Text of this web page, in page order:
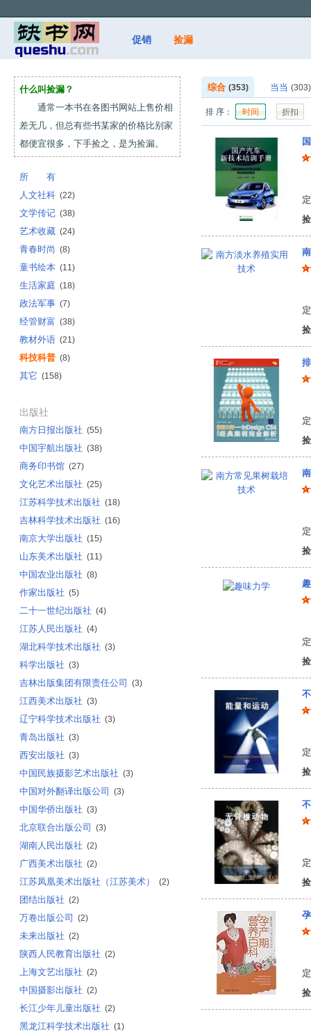
促销 捡漏
什么叫捡漏？
通常一本书在各图书网站上售价相
差无几，但总有些书某家的价格比别家
都便宜很多，下手捡之，是为捡漏。
所 有
人文社科 (22)
文学传记 (38)
艺术收藏 (24)
青春时尚 (8)
童书绘本 (11)
生活家庭 (18)
政法军事 (7)
经管财富 (38)
教材外语 (21)
科技科普 (8)
其它 (158)
出版社
南方日报出版社 (55)
中国宇航出版社 (38)
商务印书馆 (27)
文化艺术出版社 (25)
江苏科学技术出版社 (18)
吉林科学技术出版社 (16)
南京大学出版社 (15)
山东美术出版社 (11)
中国农业出版社 (8)
作家出版社 (5)
二十一世纪出版社 (4)
江苏人民出版社 (4)
湖北科学技术出版社 (3)
科学出版社 (3)
吉林出版集团有限责任公司 (3)
江西美术出版社 (3)
辽宁科学技术出版社 (3)
青岛出版社 (3)
西安出版社 (3)
中国民族摄影艺术出版社 (3)
中国对外翻译出版公司 (3)
中国华侨出版社 (3)
北京联合出版公司 (3)
湖南人民出版社 (2)
广西美术出版社 (2)
江苏凤凰美术出版社（江苏美术） (2)
团结出版社 (2)
万卷出版公司 (2)
未来出版社 (2)
陕西人民教育出版社 (2)
上海文艺出版社 (2)
中国摄影出版社 (2)
长江少年儿童出版社 (2)
黑龙江科学技术出版社 (1)
综合 (353) 当当 (303)
排 序： 时间 折扣